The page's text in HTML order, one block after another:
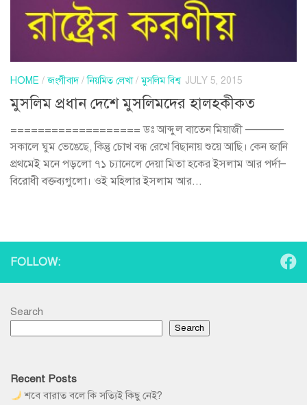
HOME /জংগীবাদ/নিয়মিত লেখা/মুসলিম বিশ্ব JULY 5, 2015
মুসলিম প্রধান দেশে মুসলিমদের হালহকীকত
=================== ডঃ আব্দুল বাতেন মিয়াজী ———–
সকালে ঘুম ভেঙেছে, কিন্তু চোখ বন্ধ রেখে বিছানায় শুয়ে আছি। কেন জানি
প্রথমেই মনে পড়লো ৭১ চ্যানেলে দেয়া মিতা হকের ইসলাম আর পর্দা–
বিরোধী বক্তব্যগুলো। ওই মহিলার ইসলাম আর...
FOLLOW:
Search
Search
Recent Posts
শবে বারাত বলে কি সত্যিই কিছু নেই?